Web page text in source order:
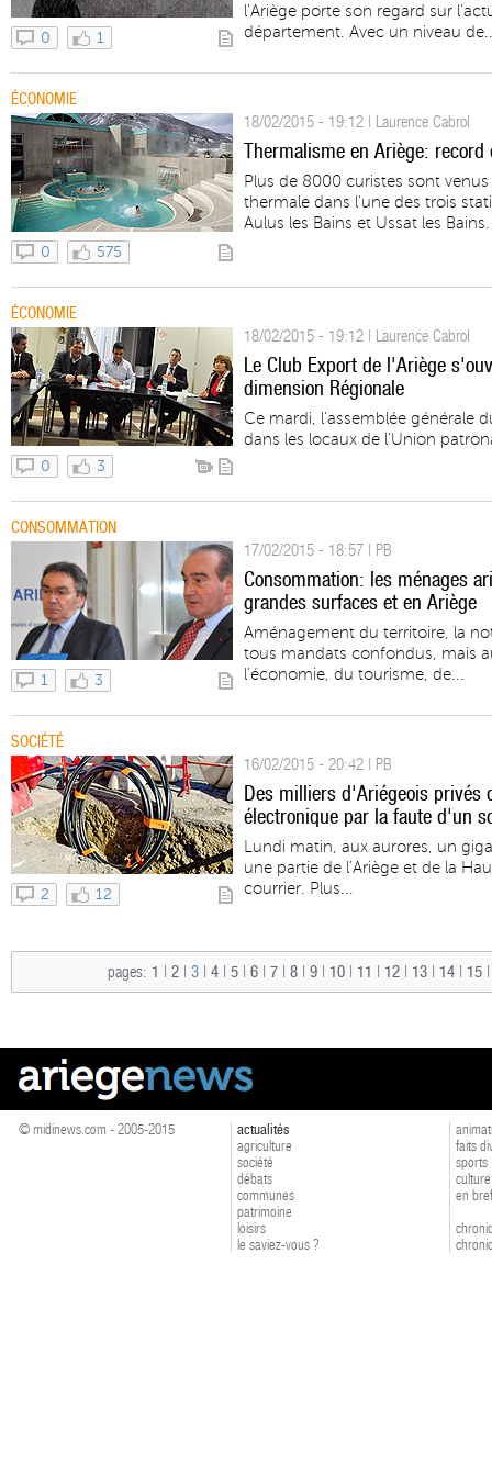
0 1
l’Ariège porte son regard sur
département. Avec un niveau
ÉCONOMIE
0 575
18/02/2015 - 19:12 | Laurence Cabrol
Thermalisme en Ariège:
Plus de 8000 curistes sont
thermale dans l’une des trois
Aulus les Bains et Ussat les
ÉCONOMIE
0 3
18/02/2015 - 19:12 | Laurence Cabrol
Le Club Export de l'Ariège
dimension Régionale
Ce mardi, l’assemblée générale
dans les locaux de l’Union
CONSOMMATION
1 3
17/02/2015 - 18:57 | PB
Consommation: les ménages
grandes surfaces et en Ariège
Aménagement du territoire, la
tous mandats confondus, mais
l’économie, du tourisme, de...
SOCIÉTÉ
2 12
16/02/2015 - 20:42 | PB
Des milliers d'Ariégeois privés
électronique par la faute d'un
Lundi matin, aux aurores, un
une partie de l’Ariège et de la
courrier. Plus...
pages: 1 2 3 4 5 6 7 8 9 10 11 12 13 14 15
© midinews.com - 2005-2015
actualités
agriculture
société
débats
communes
patrimoine
loisirs
le saviez-vous ?
faits
sports
culture
en bref